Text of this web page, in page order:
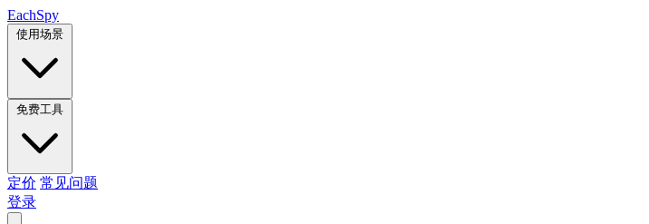
EachSpy
使用场景
免费工具
定价 常见问题
登录